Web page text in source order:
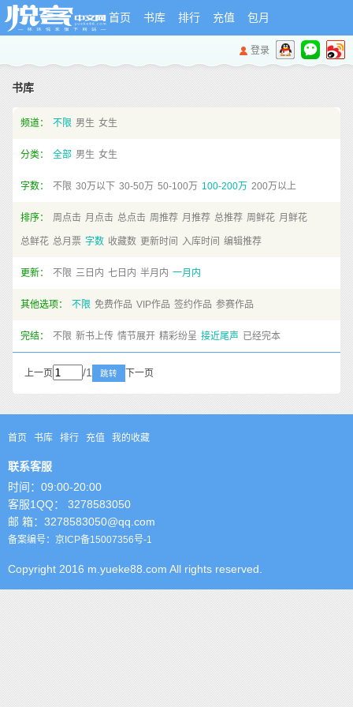
首页 书库 排行 充值 包月
登录
书库
频道： 不限 男生 女生
分类： 全部 男生 女生
字数： 不限 30万以下 30-50万 50-100万 100-200万 200万以上
排序： 周点击 月点击 总点击 周推荐 月推荐 总推荐 周鲜花 月鲜花
总鲜花 总月票 字数 收藏数 更新时间 入库时间 编辑推荐
更新： 不限 三日内 七日内 半月内 一月内
其他选项： 不限 免费作品 VIP作品 签约作品 参赛作品
完结： 不限 新书上传 情节展开 精彩纷呈 接近尾声 已经完本
上一页 /1 跳转 下一页
首页 书库 排行 充值 我的收藏
联系客服
时间：09:00-20:00
客服1QQ： 3278583050
邮 箱：3278583050@qq.com
备案编号：京ICP备15007356号-1
Copyright 2016 m.yueke88.com All rights reserved.